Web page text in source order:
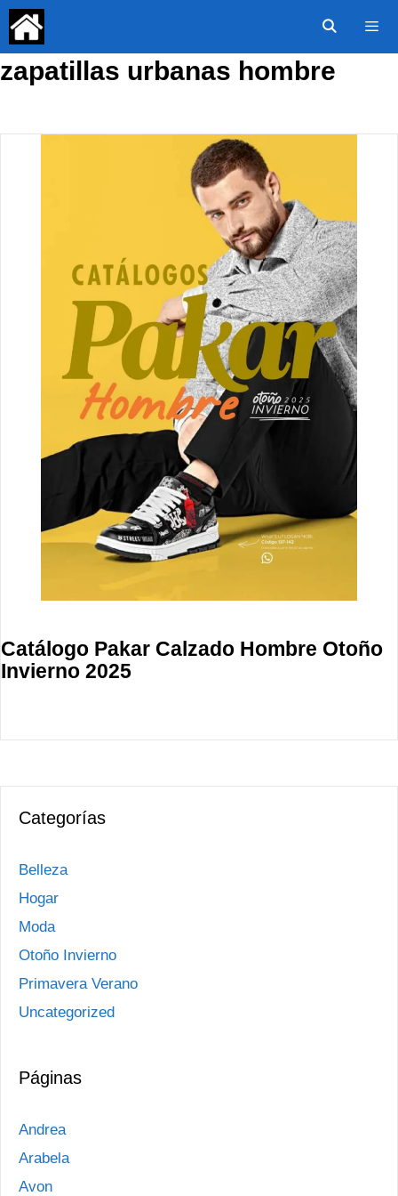
Saltar
contenido
zapatillas urbanas hombre
Catálogo Pakar Calzado Hombre Otoño
Invierno 2025
Categorías
Belleza
Hogar
Moda
Otoño Invierno
Primavera Verano
Uncategorized
Páginas
Andrea
Arabela
Avon